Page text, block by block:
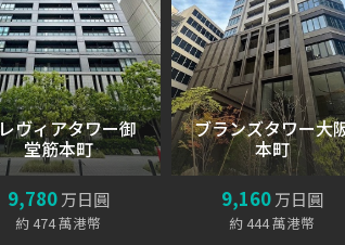
ィアタワー御
堂筋本町
9,780万日圓
約 474 萬港幣
ブランズタワー大阪
本町
9,160万日圓
約 444 萬港幣